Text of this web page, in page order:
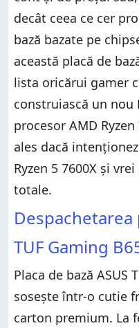
decât ceea ce cer
bază bazate pe
această placă de
lista oricărui gamer
construiască un nou
procesor AMD
ales dacă
Ryzen 5 7600X și
totale.
Despachetarea
TUF Gaming
Placa de bază ASUS
sosește într-o cutie
carton premium. La